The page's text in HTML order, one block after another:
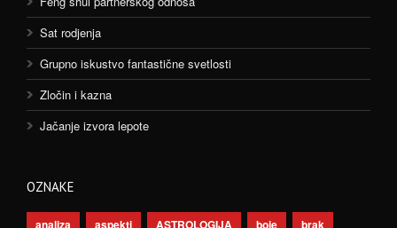
Sat rodjenja
Grupno iskustvo fantastične svetlosti
Zločin i kazna
Jačanje izvora lepote
OZNAKE
analiza aspekti ASTROLOGIJA boje
brak